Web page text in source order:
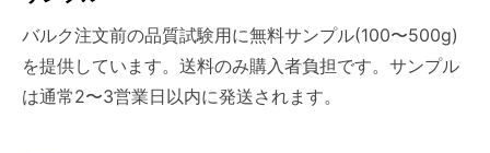
バルク注文前の品質試験用に無料サンプル(100〜500g)
を提供しています。送料のみ購入者負担です。サンプル
は通常2〜3営業日以内に発送されます。